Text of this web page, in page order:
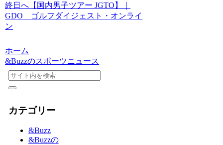
終日へ【国内男子ツアー JGTO】｜
GDO ゴルフダイジェスト・オンライ
ン
ホーム
&Buzzのスポーツニュース
カテゴリー
&Buzz
&Buzzの